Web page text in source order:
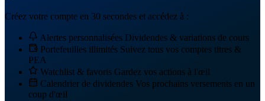
Créez votre compte en 30 secondes et accédez à :
Alertes personnalisées Dividendes & variations de cours
Portefeuilles illimités Suivez tous vos comptes titres &
PEA
Watchlist & favoris Gardez vos actions à l'œil
Calendrier de dividendes Vos prochains versements en un
coup d'œil